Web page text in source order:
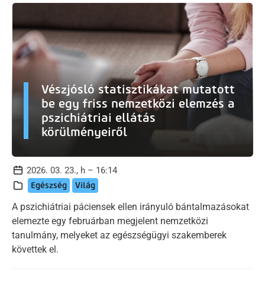
Vészjósló statisztikákat mutatott
be egy friss nemzetközi elemzés a
pszichiátriai ellátás
körülményeiről
2026. 03. 23., h – 16:14
Egészség Világ
A pszichiátriai páciensek ellen irányuló bántalmazásokat
elemezte egy februárban megjelent nemzetközi
tanulmány, melyeket az egészségügyi szakemberek
követtek el.